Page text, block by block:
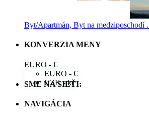
Byt/Apartmán, Byt na medziposchodí
KONVERZIA MENY
EURO - €
EURO - €
CZK - kč
SME NA SIETI:
NAVIGÁCIA